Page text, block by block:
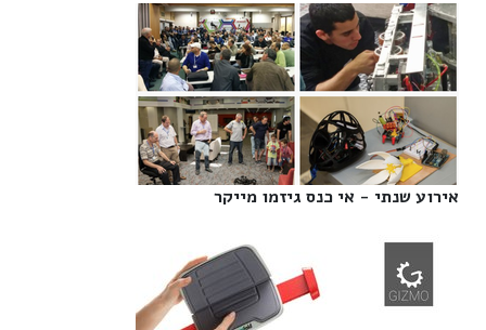
אירוע שנתי - אי כנס גיזמו מייקר‎